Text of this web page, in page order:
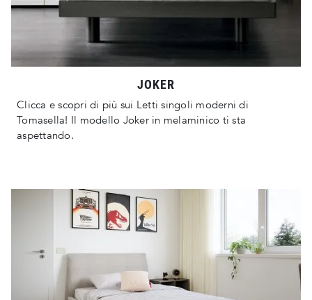
JOKER
Clicca e scopri di più sui Letti singoli moderni di
Tomasella! Il modello Joker in melaminico ti sta
aspettando.